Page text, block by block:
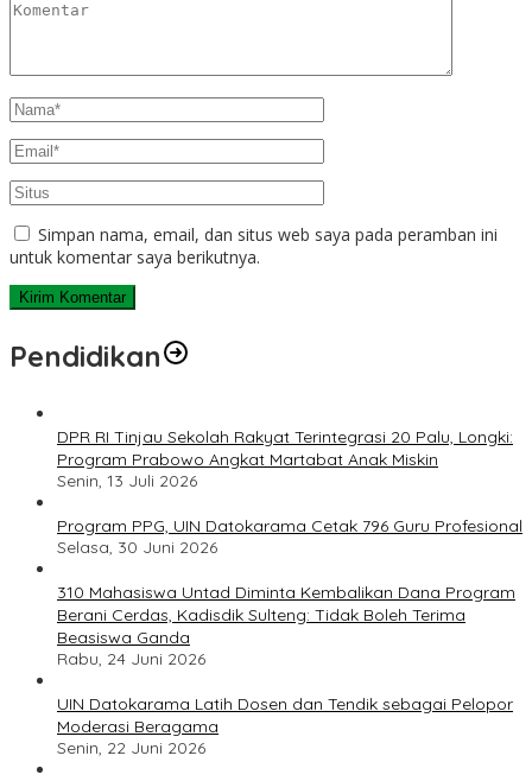
Simpan nama, email, dan situs web saya pada peramban ini
untuk komentar saya berikutnya.
Pendidikan
DPR RI Tinjau Sekolah Rakyat Terintegrasi 20 Palu, Longki:
Program Prabowo Angkat Martabat Anak Miskin
Senin, 13 Juli 2026
Program PPG, UIN Datokarama Cetak 796 Guru Profesional
Selasa, 30 Juni 2026
310 Mahasiswa Untad Diminta Kembalikan Dana Program
Berani Cerdas, Kadisdik Sulteng: Tidak Boleh Terima
Beasiswa Ganda
Rabu, 24 Juni 2026
UIN Datokarama Latih Dosen dan Tendik sebagai Pelopor
Moderasi Beragama
Senin, 22 Juni 2026